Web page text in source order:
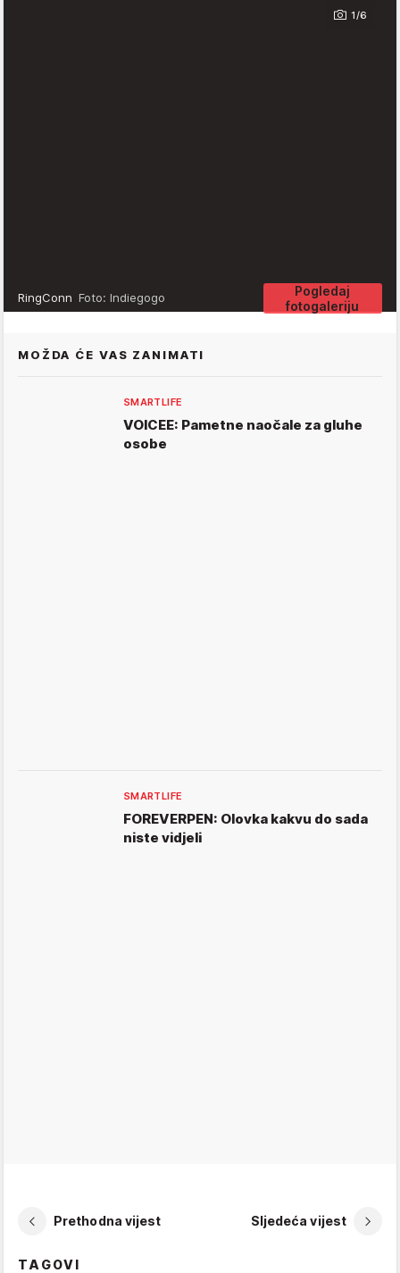
1/6
Pogledaj
fotogaleriju
RingConn Foto: Indiegogo
MOŽDA ĆE VAS ZANIMATI
SMARTLIFE
VOICEE: Pametne naočale za gluhe
osobe
SMARTLIFE
FOREVERPEN: Olovka kakvu do sada
niste vidjeli
Prethodna vijest Sljedeća vijest
TAGOVI